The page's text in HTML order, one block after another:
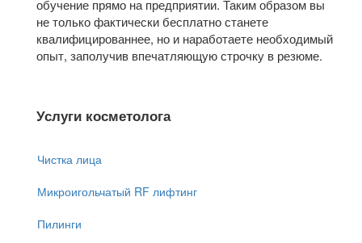
обучение прямо на предприятии. Таким образом вы
не только фактически бесплатно станете
квалифицированнее, но и наработаете необходимый
опыт, заполучив впечатляющую строчку в резюме.
Услуги косметолога
Чистка лица
Микроигольчатый RF лифтинг
Пилинги